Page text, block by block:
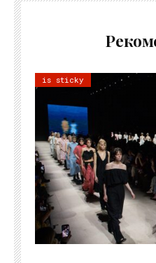
is sticky